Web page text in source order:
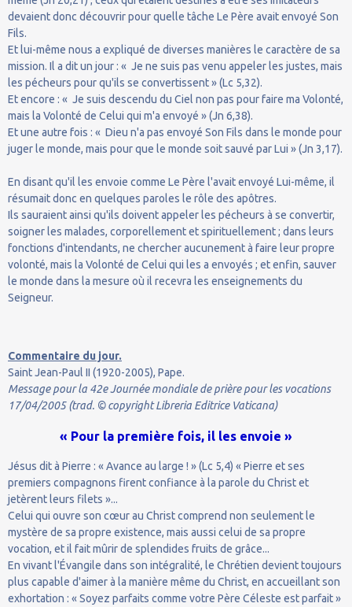
devaient donc découvrir pour quelle tâche Le Père avait envoyé Son
Fils.
Et lui-même nous a expliqué de diverses manières le caractère de sa
mission. Il a dit un jour : « Je ne suis pas venu appeler les justes, mais
les pécheurs pour qu'ils se convertissent » (Lc 5,32).
Et encore : « Je suis descendu du Ciel non pas pour faire ma Volonté,
mais la Volonté de Celui qui m'a envoyé » (Jn 6,38).
Et une autre fois : « Dieu n'a pas envoyé Son Fils dans le monde pour
juger le monde, mais pour que le monde soit sauvé par Lui » (Jn 3,17).
En disant qu'il les envoie comme Le Père l'avait envoyé Lui-même, il
résumait donc en quelques paroles le rôle des apôtres.
Ils sauraient ainsi qu'ils doivent appeler les pécheurs à se convertir,
soigner les malades, corporellement et spirituellement ; dans leurs
fonctions d'intendants, ne chercher aucunement à faire leur propre
volonté, mais la Volonté de Celui qui les a envoyés ; et enfin, sauver
le monde dans la mesure où il recevra les enseignements du
Seigneur.
Commentaire du jour.
Saint Jean-Paul II (1920-2005), Pape.
Message pour la 42e Journée mondiale de prière pour les vocations
17/04/2005 (trad. © copyright Libreria Editrice Vaticana)
« Pour la première fois, il les envoie »
Jésus dit à Pierre : « Avance au large ! » (Lc 5,4) « Pierre et ses
premiers compagnons firent confiance à la parole du Christ et
jetèrent leurs filets »...
Celui qui ouvre son cœur au Christ comprend non seulement le
mystère de sa propre existence, mais aussi celui de sa propre
vocation, et il fait mûrir de splendides fruits de grâce...
En vivant l'Évangile dans son intégralité, le Chrétien devient toujours
plus capable d'aimer à la manière même du Christ, en accueillant son
exhortation : « Soyez parfaits comme votre Père Céleste est parfait »